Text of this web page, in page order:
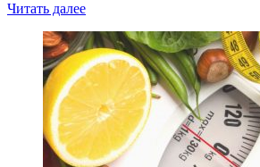
Читать далее